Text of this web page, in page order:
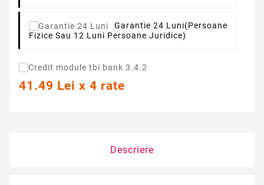
Garantie 24 Luni(persoane
Fizice Sau 12 Luni Persoane Juridice)
41.49 Lei x 4 rate
Descriere